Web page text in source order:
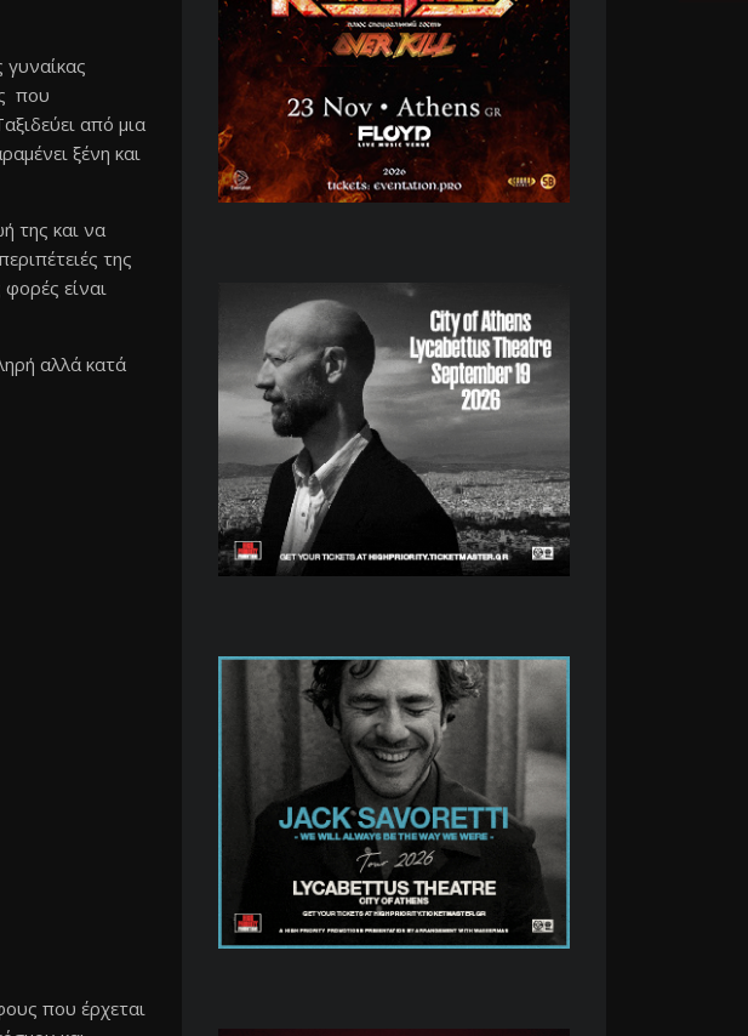
γυναίκας
που
από μια
ξένη και
της και να
της
είναι
αλλά κατά
που έρχεται